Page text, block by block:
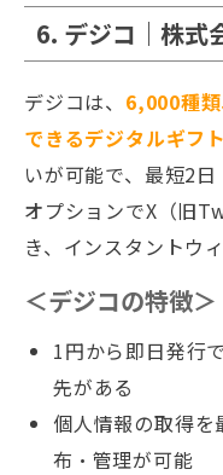
6. デジコ｜株式
デジコは、 6,000種
できるデジタルギフ
いが可能で、最短2日
オプションでX（旧
き、インスタントウ
＜デジコの特徴＞
1円から即日発行
先がある
個人情報の取得
布・管理が可能